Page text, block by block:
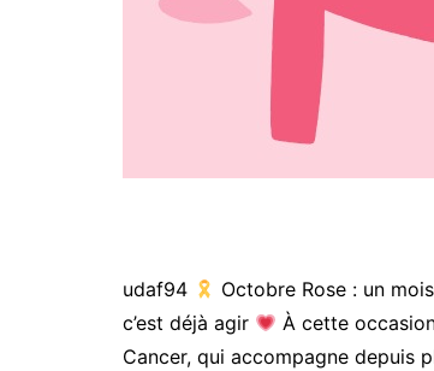
udaf94
Octobre Rose : un
c’est déjà agir
À cette
Cancer, qui accompagne depuis